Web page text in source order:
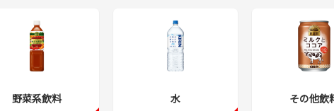
野菜系飲料 水 その他飲